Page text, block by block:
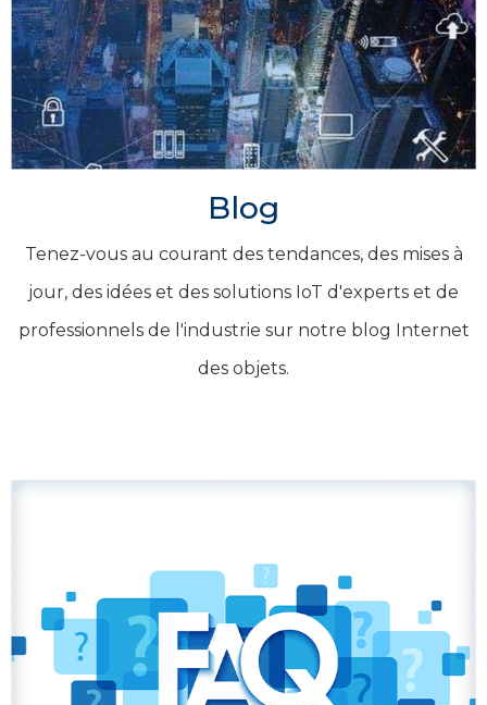
Blog
Tenez-vous au courant des tendances, des mises à
jour, des idées et des solutions IoT d'experts et de
professionnels de l'industrie sur notre blog Internet
des objets.